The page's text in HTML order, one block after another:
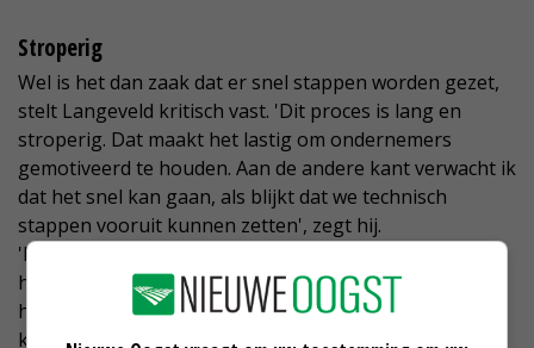
Stroperig
Wel is het dan zaak dat er snel stappen worden gezet,
stelt Langeveld kritisch vast. 'Dit proces is lang en
stroperig. Dat maakt het lastig om ondernemers
gemotiveerd te houden. Aan de andere kant verwacht ik
dat het snel kan gaan, als blijkt dat we technisch
stappen vooruit kunnen zetten', zegt hij.
'Neem de aanleg van de zoetwaterstuw, die ook lang
heeft geduurd, maar die een geweldig positief effect
heeft op de zoetwatervoorziening op het eiland. Zoiets
kan nu ook gebeuren.'